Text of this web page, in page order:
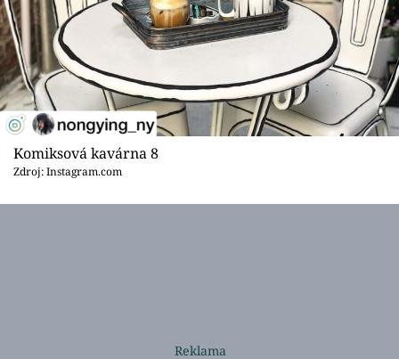
Komiksová kavárna 8
Zdroj: Instagram.com